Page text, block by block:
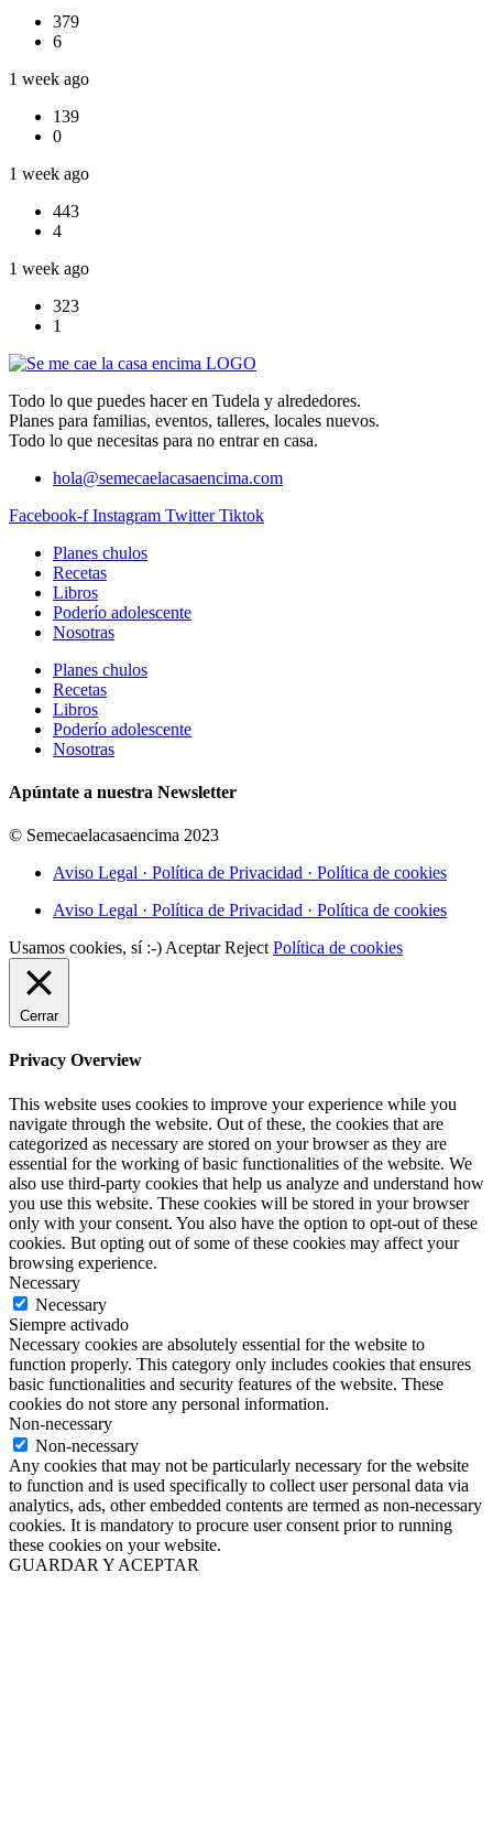
379
6
1 week ago
139
0
1 week ago
443
4
1 week ago
323
1
Todo lo que puedes hacer en Tudela y alrededores.
Planes para familias, eventos, talleres, locales nuevos.
Todo lo que necesitas para no entrar en casa.
hola@semecaelacasaencima.com
Facebook-f Instagram Twitter Tiktok
Planes chulos
Recetas
Libros
Poderío adolescente
Nosotras
Planes chulos
Recetas
Libros
Poderío adolescente
Nosotras
Apúntate a nuestra Newsletter
© Semecaelacasaencima 2023
Aviso Legal · Política de Privacidad · Política de cookies
Aviso Legal · Política de Privacidad · Política de cookies
Usamos cookies, sí :-) Aceptar Reject Política de cookies
Cerrar
Privacy Overview
This website uses cookies to improve your experience while you
navigate through the website. Out of these, the cookies that are
categorized as necessary are stored on your browser as they are
essential for the working of basic functionalities of the website. We
also use third-party cookies that help us analyze and understand how
you use this website. These cookies will be stored in your browser
only with your consent. You also have the option to opt-out of these
cookies. But opting out of some of these cookies may affect your
browsing experience.
Necessary
Necessary
Siempre activado
Necessary cookies are absolutely essential for the website to
function properly. This category only includes cookies that ensures
basic functionalities and security features of the website. These
cookies do not store any personal information.
Non-necessary
Non-necessary
Any cookies that may not be particularly necessary for the website
to function and is used specifically to collect user personal data via
analytics, ads, other embedded contents are termed as non-necessary
cookies. It is mandatory to procure user consent prior to running
these cookies on your website.
GUARDAR Y ACEPTAR